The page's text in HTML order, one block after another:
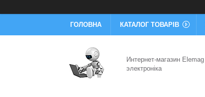
ГОЛОВНА КАТАЛОГ ТОВАРІВ
Интернет-магазин Elemag
электроніка